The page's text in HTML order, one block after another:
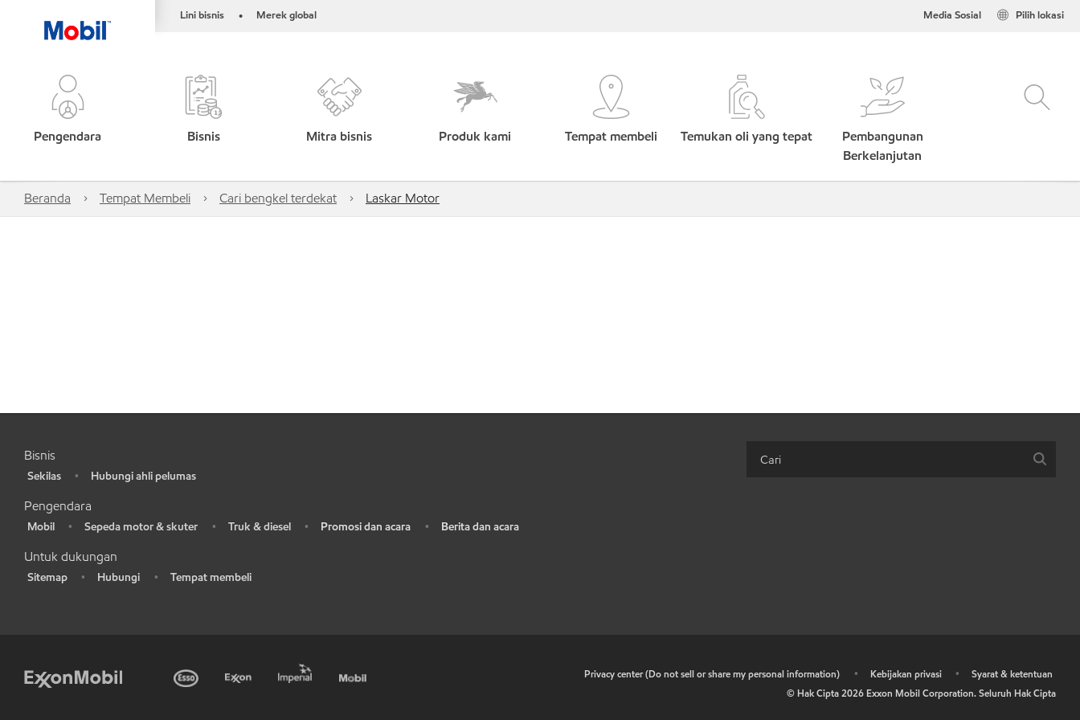
Lini bisnis • Merek global Pilih lokasi
Media Sosial
Pengendara Bisnis Mitra bisnis Produk kami Tempat membeli Temukan oli yang tepat
Pembangunan
Berkelanjutan
Beranda Tempat Membeli Cari bengkel terdekat Laskar Motor
Bisnis
Sekilas • Hubungi ahli pelumas
Pengendara
Mobil • Sepeda motor & skuter • Truk & diesel • Promosi dan acara • Berita dan acara
Untuk dukungan
Sitemap • Hubungi • Tempat membeli
Privacy center (Do not sell or share my personal information) • Kebijakan privasi •
Syarat & ketentuan
© Hak Cipta2026 Exxon Mobil Corporation. Seluruh Hak Cipta